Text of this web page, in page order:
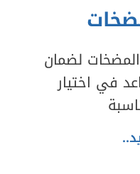
لضمان
في اختيار